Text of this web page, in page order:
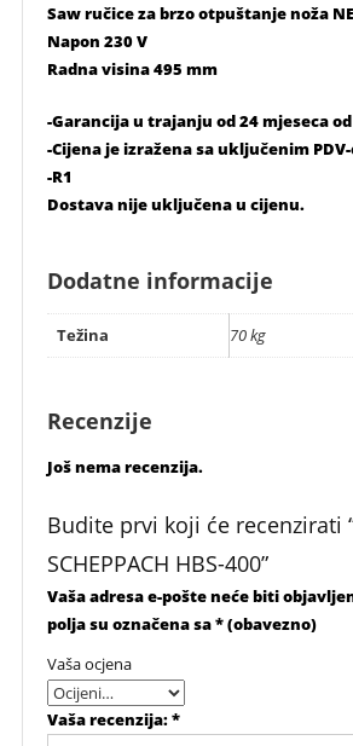
Saw ručice za brzo otpuštanje noža NE
Napon 230 V
Radna visina 495 mm
-Garancija u trajanju od 24 mjeseca
-Cijena je izražena sa uključenim
-R1
Dostava nije uključena u cijenu.
Dodatne informacije
Težina 70 kg
Recenzije
Još nema recenzija.
Budite prvi koji će recenzirati
SCHEPPACH HBS-400”
Vaša adresa e-pošte neće biti
polja su označena sa* (obavezno)
Vaša ocjena
Vaša recenzija:*